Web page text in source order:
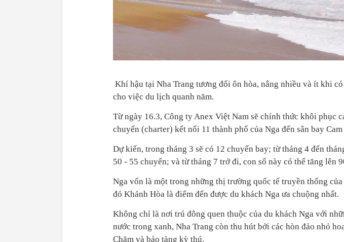
Khí hậu tại Nha Trang tương đối ôn hòa, nắng nhiều và ít khi
cho việc du lịch quanh năm.
Từ ngày 16.3, Công ty Anex Việt Nam sẽ chính thức khôi phục
chuyến (charter) kết nối 11 thành phố của Nga đến sân bay
Dự kiến, trong tháng 3 sẽ có 12 chuyến bay; từ tháng 4 đến
50 - 55 chuyến; và từ tháng 7 trở đi, con số này có thể tăng lên
Nga vốn là một trong những thị trường quốc tế truyền thống
đó Khánh Hòa là điểm đến được du khách Nga ưa chuộng nhất.
Không chỉ là nơi trú đông quen thuộc của du khách Nga với
nước trong xanh, Nha Trang còn thu hút bởi các hòn đảo nhỏ
Chăm và bảo tàng kỳ thú.